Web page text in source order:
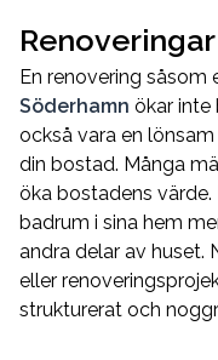
Renoveringar
En renovering såsom
Söderhamn ökar inte
också vara en
din bostad. Många
öka bostadens
badrum i sina hem
andra delar av huset.
eller
strukturerat och